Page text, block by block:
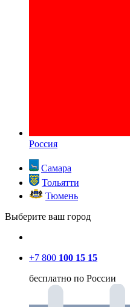
Россия
Самара
Тольятти
Тюмень
Выберите ваш город
+7 800 100 15 15
бесплатно по России